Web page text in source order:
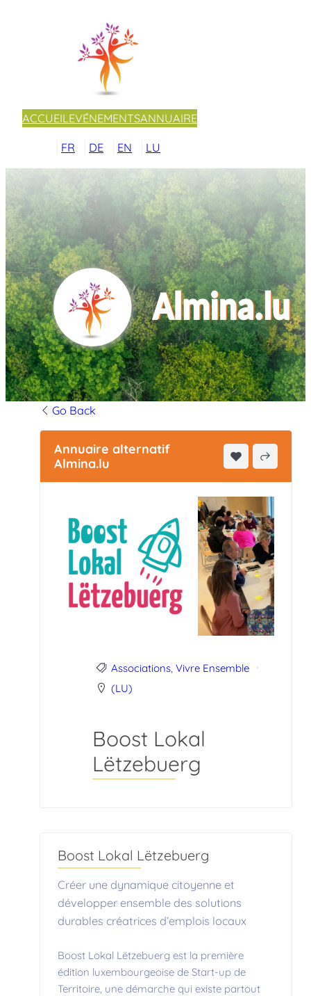
ACCUEILEVÉNEMENTSANNUAIRE
FR DE EN LU
Go Back
Annuaire alternatif
Almina.lu
Associations Vivre Ensemble
(LU)
Boost Lokal
Lëtzebuerg
Boost Lokal Lëtzebuerg
Créer une dynamique citoyenne et
développer ensemble des solutions
durables créatrices d’emplois locaux
Boost Lokal Lëtzebuerg est la première
édition luxembourgeoise de Start-up de
Territoire, une démarche qui existe partout